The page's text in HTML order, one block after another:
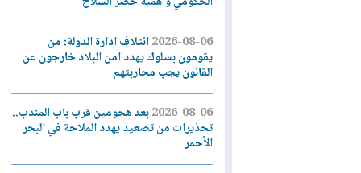
2026-08-06ائتلاف ادارة الدولة: من
يقومون بسلوك يهدد امن البلاد خارجون عن
القانون يجب محاربتهم
2026-08-06بعد هجومين قرب باب المندب..
تحذيرات من تصعيد يهدد الملاحة في البحر
الأحمر